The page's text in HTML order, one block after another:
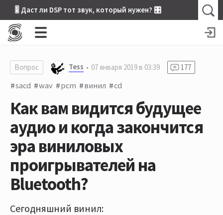
🎚 Даст ли DSP тот звук, который нужен? 🎛
Вопрос Tess 07 января 2019 в 03:39 177
sacd wav pcm винил cd
Как вам видится будущее
аудио и когда закончится
эра виниловых
проигрывателей на
Bluetooth?
Сегодняшний винил: